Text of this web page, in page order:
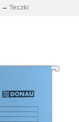
→ Teczki